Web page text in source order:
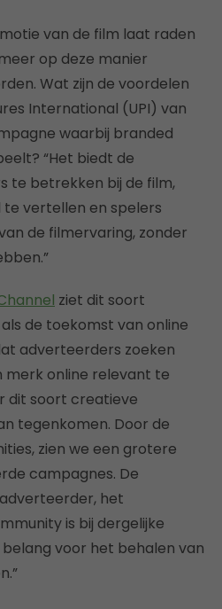
van de film laat raden
op deze manier
Wat zijn de voordelen
International (UPI) van
waarbij branded
“Het biedt de
te betrekken bij de film,
vertellen en spelers
de filmervaring, zonder
ziet dit soort
de toekomst van online
adverteerders zoeken
merk online relevant te
dit soort creatieve
tegenkomen. Door de
zien we een grotere
campagnes. De
het
is bij dergelijke
voor het behalen van